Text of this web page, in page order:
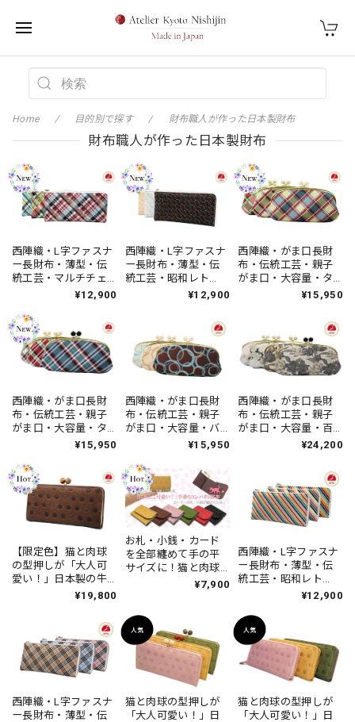
Home 目的別で探す 財布職人が作った日本製財布
財布職人が作った日本製財布
西陣織・L字ファスナ
ー長財布・薄型・伝
統工芸・マルチチェ
ック・ハンドメイ
本製
¥12,900
西陣織・L字ファスナ
ー長財布・薄型・伝
統工芸・昭和レト
ロ・レトロウェー¥12,900
西陣織・がま口長財
布・伝統工芸・親子
がま口・大容量・タ
ータンチェック・大
¥15,950
西陣織・がま口長財
布・伝統工芸・親子
がま口・大容量・タ
ータンチェック・大
ス・日本製
¥15,950
西陣織・がま口長財
布・伝統工芸・親子
がま口・大容量・バ
ブルドット・昭和レ
日本製
¥15,950
西陣織・がま口長財
布・伝統工芸・親子
がま口・大容量・百
花繚乱・レディー¥24,200
【限定色】猫と肉球
の型押しが「大人可
愛い！」日本製の牛
革財布！抗菌・抗ウ
ークブラウン・がま
口・ハンドメイド・
レディース
¥19,800
お札・小銭・カード
を全部纏めて手の平
サイズに！猫と肉球
の牛革手乗りコンパ
¥7,900
西陣織・L字ファスナ
ー長財布・薄型・伝
統工芸・昭和レト
ロ・マルチストライ
レディース・日本製
¥12,900
西陣織・L字ファスナ
ー長財布・薄型・伝
猫と肉球の型押しが
「大人可愛い！」日
猫と肉球の型押しが
「大人可愛い！」日